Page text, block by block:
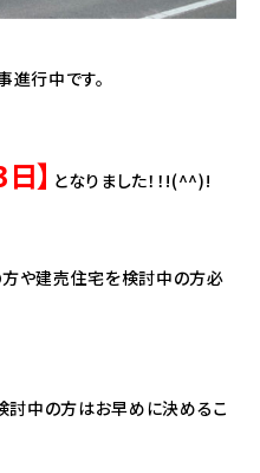
進行中です。
】 となりました！！!(^^)!
や建売住宅を検討中の方必
討中の方はお早めに決めるこ